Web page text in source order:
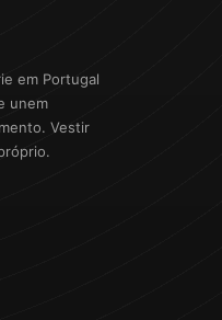
em Portugal
unem
Vestir